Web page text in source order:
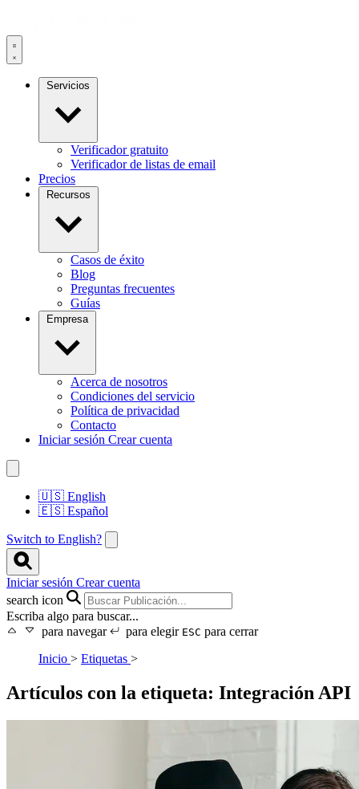
Servicios
Verificador gratuito
Verificador de listas de email
Precios
Recursos
Casos de éxito
Blog
Preguntas frecuentes
Guías
Empresa
Acerca de nosotros
Condiciones del servicio
Política de privacidad
Contacto
Iniciar sesión Crear cuenta
🇺🇸 English
🇪🇸 Español
Switch to English?
Iniciar sesión Crear cuenta
search icon
Escriba algo para buscar...
para navegar
para elegir ESC para cerrar
Inicio > Etiquetas >
Artículos con la etiqueta: Integración API